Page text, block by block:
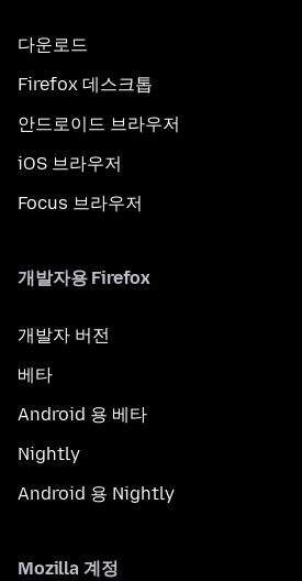
다운로드
Firefox 데스크톱
안드로이드 브라우저
iOS 브라우저
Focus 브라우저
개발자용 Firefox
개발자 버전
베타
Android 용 베타
Nightly
Android 용 Nightly
Mozilla 계정